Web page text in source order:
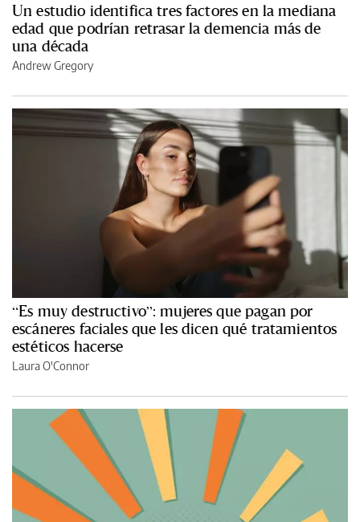
Un estudio identifica tres factores en la mediana
edad que podrían retrasar la demencia más de
una década
Andrew Gregory
“Es muy destructivo”: mujeres que pagan por
escáneres faciales que les dicen qué tratamientos
estéticos hacerse
Laura O'Connor